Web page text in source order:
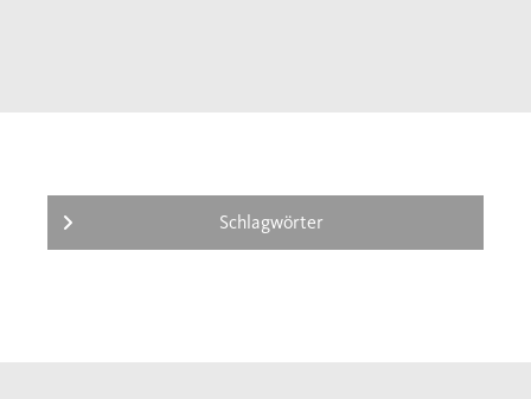
Schlagwörter